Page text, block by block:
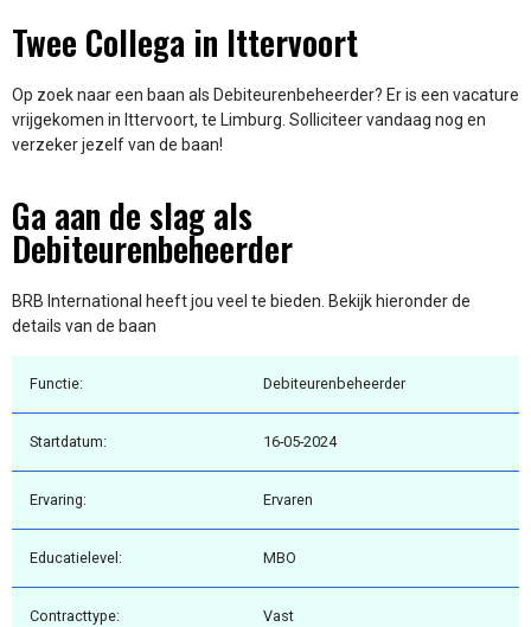
Twee Collega in Ittervoort
Op zoek naar een baan als Debiteurenbeheerder? Er is een vacature
vrijgekomen in Ittervoort, te Limburg. Solliciteer vandaag nog en
verzeker jezelf van de baan!
Ga aan de slag als
Debiteurenbeheerder
BRB International heeft jou veel te bieden. Bekijk hieronder de
details van de baan
Functie: Debiteurenbeheerder
Startdatum: 16-05-2024
Ervaring: Ervaren
Educatielevel: MBO
Contracttype: Vast